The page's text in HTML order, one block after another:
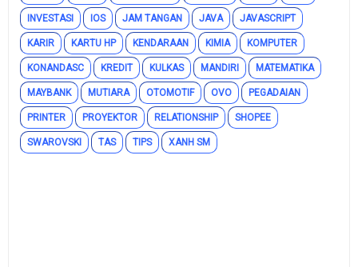
INVESTASI IOS JAM TANGAN JAVA JAVASCRIPT
KARIR KARTU HP KENDARAAN KIMIA KOMPUTER
KONANDASC KREDIT KULKAS MANDIRI MATEMATIKA
MAYBANK MUTIARA OTOMOTIF OVO PEGADAIAN
PRINTER PROYEKTOR RELATIONSHIP SHOPEE
SWAROVSKI TAS TIPS XANH SM